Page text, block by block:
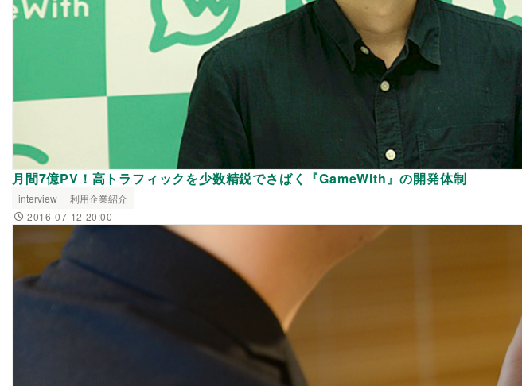
月間7億PV！高トラフィックを少数精鋭でさばく『GameWith』の開発体制
interview
利用企業紹介
2016-07-12 20:00